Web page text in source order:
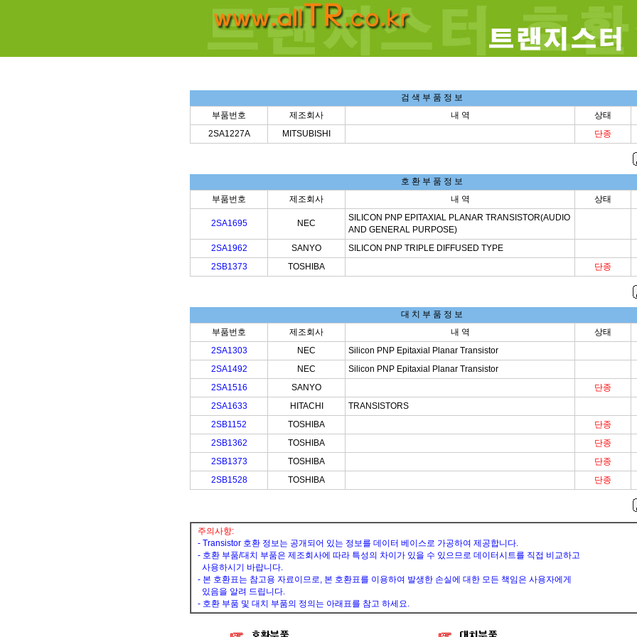
검 색 부 품 정 보
부품번호
제조회사 내 역
상태
2SA1227A
MITSUBISHI 단종
호 환 부 품 정 보
부품번호
제조회사 내 역 상태
2SA1695 NEC
SILICON PNP EPITAXIAL PLANAR TRANSISTOR(AUDIO
AND GENERAL PURPOSE)
2SA1962
SANYO
SILICON PNP TRIPLE DIFFUSED TYPE
2SB1373
TOSHIBA 단종
대 치 부 품 정 보
부품번호
제조회사 내 역
상태
2SA1303
NEC
Silicon PNP Epitaxial Planar Transistor
2SA1492
NEC
Silicon PNP Epitaxial Planar Transistor
2SA1516
SANYO
단종
2SA1633
HITACHI
TRANSISTORS
2SB1152
TOSHIBA
단종
2SB1362
TOSHIBA
단종
2SB1373
TOSHIBA
단종
2SB1528
TOSHIBA 단종
주의사항:
- Transistor 호환 정보는 공개되어 있는 정보를 데이터 베이스로 가공하여 제공합니다.
- 호환 부품/대치 부품은 제조회사에 따라 특성의 차이가 있을 수 있으므로 데이터시트를 직접 비교하고
사용하시기 바랍니다.
- 본 호환표는 참고용 자료이므로, 본 호환표를 이용하여 발생한 손실에 대한 모든 책임은 사용자에게
있음을 알려 드립니다.
- 호환 부품 및 대치 부품의 정의는 아래표를 참고 하세요.